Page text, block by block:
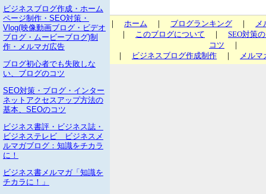
｜ ホーム ｜ ブログランキング ｜
メ
｜
このブログについて ｜ SEO対策
コツ ｜
｜
ビジネスブログ作成制作 ｜ メル
ビジネスブログ作成・ホーム
ページ制作・SEO対策・
Vlog(映像動画ブログ・ビデオ
ブログ・ムービーブログ)制
作・メルマガ広告
ブログ初心者でも失敗しな
い、ブログのコツ
SEO対策・ブログ・インター
ネットアクセスアップ方法の
基本、SEOのコツ
ビジネス書評・ビジネス誌・
ビジネステレビ ビジネスメ
ルマガブログ：知識をチカラ
に！
ビジネス書メルマガ「知識を
チカラに！」